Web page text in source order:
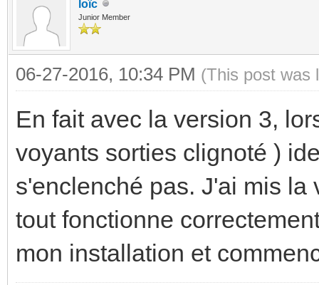
loïc
Junior Member
06-27-2016, 10:34 PM (This post was
En fait avec la version 3,
voyants sorties clignoté )
s'enclenché pas. J'ai mis
tout fonctionne
mon installation et